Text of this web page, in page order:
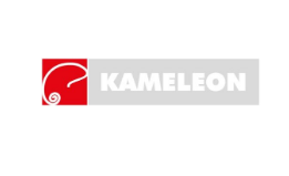
content